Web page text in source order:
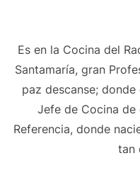
Es en la Cocina del
Santamaría, gran
paz descanse;
Jefe de Cocina de
Referencia, donde
tan